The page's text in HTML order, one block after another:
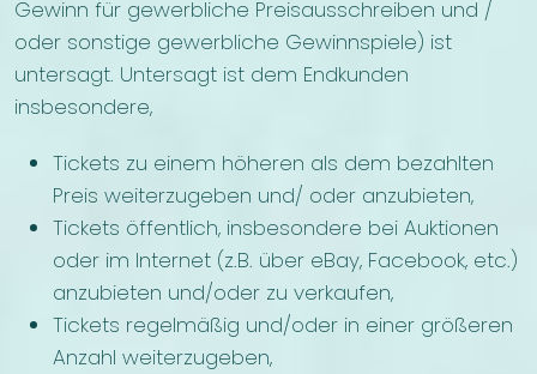
Gewinn für gewerbliche Preisausschreiben und /
oder sonstige gewerbliche Gewinnspiele) ist
untersagt. Untersagt ist dem Endkunden
insbesondere,
Tickets zu einem höheren als dem bezahlten
Preis weiterzugeben und/ oder anzubieten,
Tickets öffentlich, insbesondere bei Auktionen
oder im Internet (z.B. über eBay, Facebook, etc.)
anzubieten und/oder zu verkaufen,
Tickets regelmäßig und/oder in einer größeren
Anzahl weiterzugeben,